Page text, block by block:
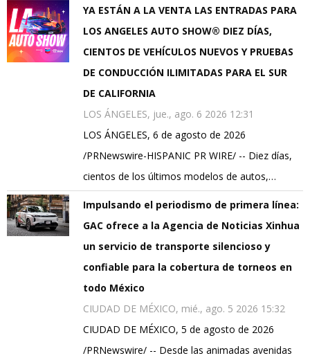
YA ESTÁN A LA VENTA LAS ENTRADAS PARA
LOS ANGELES AUTO SHOW® DIEZ DÍAS,
CIENTOS DE VEHÍCULOS NUEVOS Y PRUEBAS
DE CONDUCCIÓN ILIMITADAS PARA EL SUR
DE CALIFORNIA
LOS ÁNGELES, jue., ago. 6 2026 12:31
LOS ÁNGELES, 6 de agosto de 2026
/PRNewswire-HISPANIC PR WIRE/ -- Diez días,
cientos de los últimos modelos de autos,…
Impulsando el periodismo de primera línea:
GAC ofrece a la Agencia de Noticias Xinhua
un servicio de transporte silencioso y
confiable para la cobertura de torneos en
todo México
CIUDAD DE MÉXICO, mié., ago. 5 2026 15:32
CIUDAD DE MÉXICO, 5 de agosto de 2026
/PRNewswire/ -- Desde las animadas avenidas